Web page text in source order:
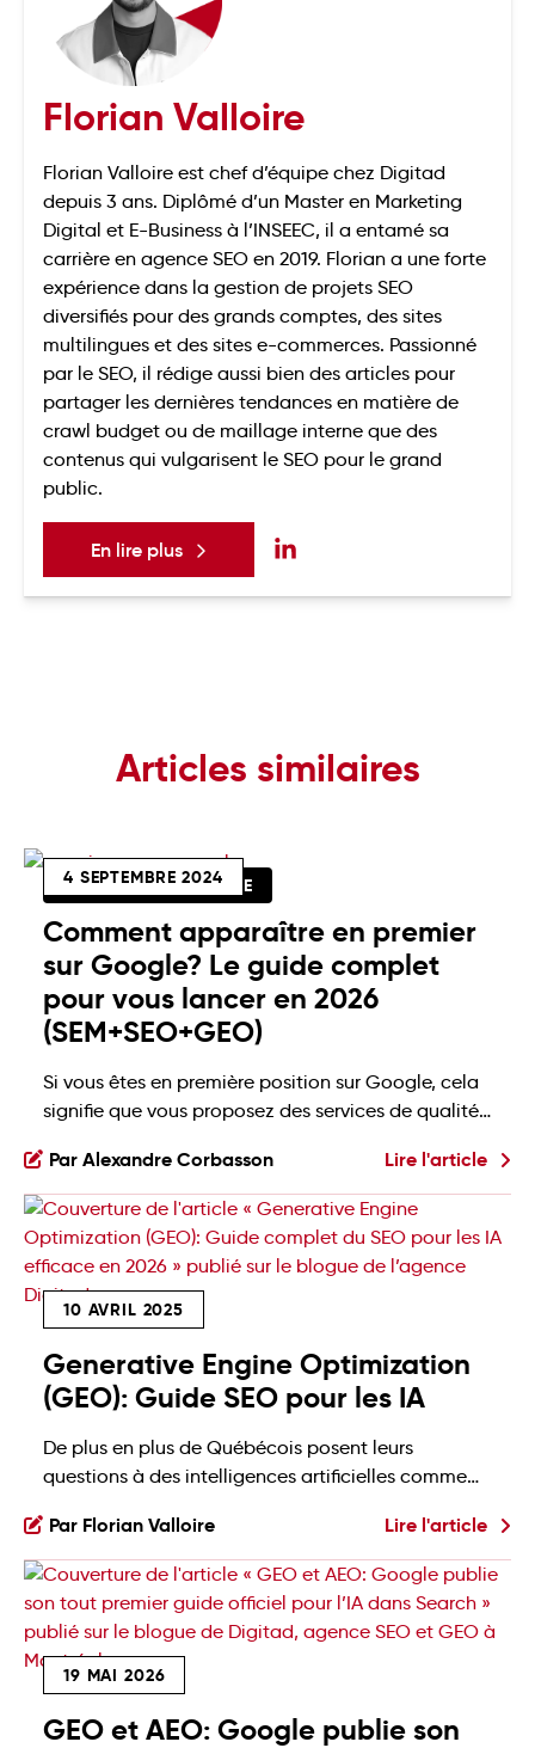
Florian Valloire
Florian Valloire est chef d’équipe chez Digitad
depuis 3 ans. Diplômé d’un Master en Marketing
Digital et E-Business à l’INSEEC, il a entamé sa
carrière en agence SEO en 2019. Florian a une forte
expérience dans la gestion de projets SEO
diversifiés pour des grands comptes, des sites
multilingues et des sites e-commerces. Passionné
par le SEO, il rédige aussi bien des articles pour
partager les dernières tendances en matière de
crawl budget ou de maillage interne que des
contenus qui vulgarisent le SEO pour le grand
public.
En lire plus
Articles similaires
AUDIO DISPONIBLE
4 SEPTEMBRE 2024
Comment apparaître en premier
sur Google? Le guide complet
pour vous lancer en 2026
(SEM+SEO+GEO)
Si vous êtes en première position sur Google, cela
signifie que vous proposez des services de qualité
web recommandent votre contenu! 😍 Vous aussi
vous souhaitez apparaître en premier sur Google
en 2026? Si vous vous posez toutes ces questions
et souhaitez obtenir la tant convoitée première […]
Par Alexandre Corbasson Lire l'article
10 AVRIL 2025
Generative Engine Optimization
(GEO): Guide SEO pour les IA
De plus en plus de Québécois posent leurs
questions à des intelligences artificielles comme
dans les habitudes de recherche pousse les
entreprises à repenser leur manière d’être visibles
en ligne. C’est là que le Generative Engine
Optimization entre en scène! C’est tout
simplement une nouvelle façon d’aborder […]
Par Florian Valloire Lire l'article
19 MAI 2026
GEO et AEO: Google publie son